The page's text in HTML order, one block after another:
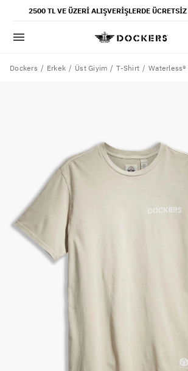
2500 TL VE ÜZERI ALIŞVERIŞLERDE
gömlek
şort
yaz koleksiyonu
ofis tarzı
Dockers Erkek Üst Giyim T-Shirt